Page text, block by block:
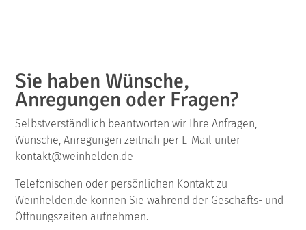
Sie haben Wünsche,
Anregungen oder Fragen?
Selbstverständlich beantworten wir Ihre Anfragen,
Wünsche, Anregungen zeitnah per E-Mail unter
kontakt@weinhelden.de
Telefonischen oder persönlichen Kontakt zu
Weinhelden.de können Sie während der Geschäfts- und
Öffnungszeiten aufnehmen.